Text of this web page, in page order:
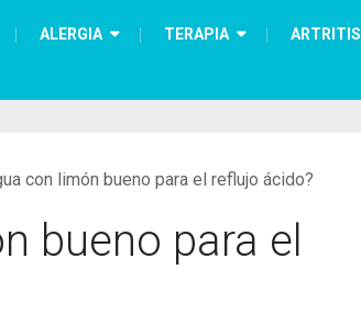
ALERGIA TERAPIA ARTRITIS
con limón bueno para el reflujo ácido?
bueno para el